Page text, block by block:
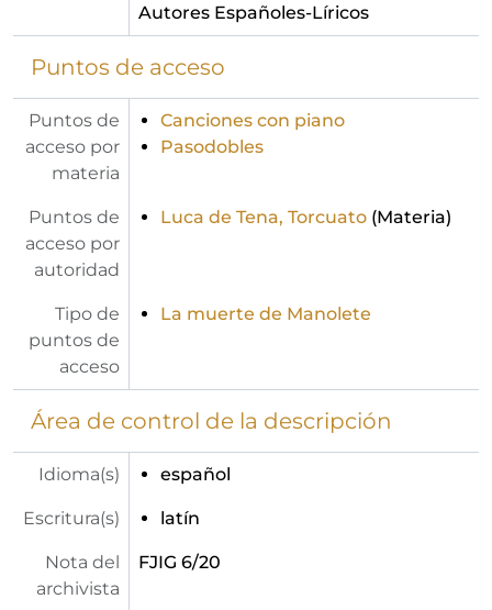
Autores Españoles-Líricos
Puntos de acceso
Puntos de
acceso por
materia
Canciones con piano
Pasodobles
Puntos de
acceso por
autoridad
Luca de Tena, Torcuato (Materia)
Tipo de
puntos de
acceso
La muerte de Manolete
Área de control de la descripción
Idioma(s) español
Escritura(s) latín
Nota del
archivista
FJIG 6/20